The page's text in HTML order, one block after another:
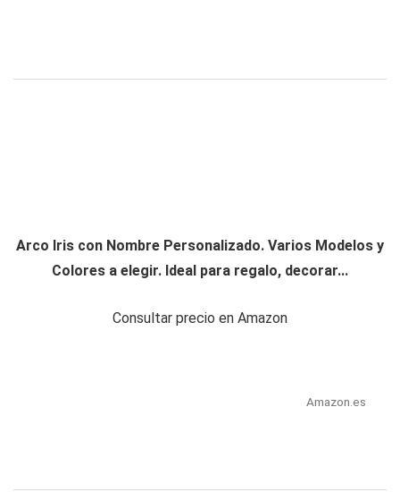
Arco Iris con Nombre Personalizado. Varios Modelos y
Colores a elegir. Ideal para regalo, decorar...
Consultar precio en Amazon
Amazon.es